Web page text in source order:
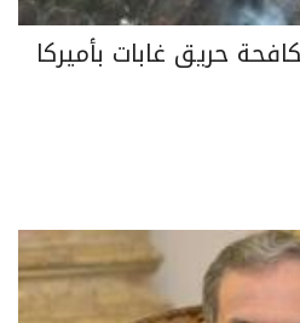
حريق غابات بأميركا